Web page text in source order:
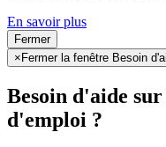
En savoir plus
Fermer
×Fermer la fenêtre Besoin
Besoin d'aide
d'emploi ?